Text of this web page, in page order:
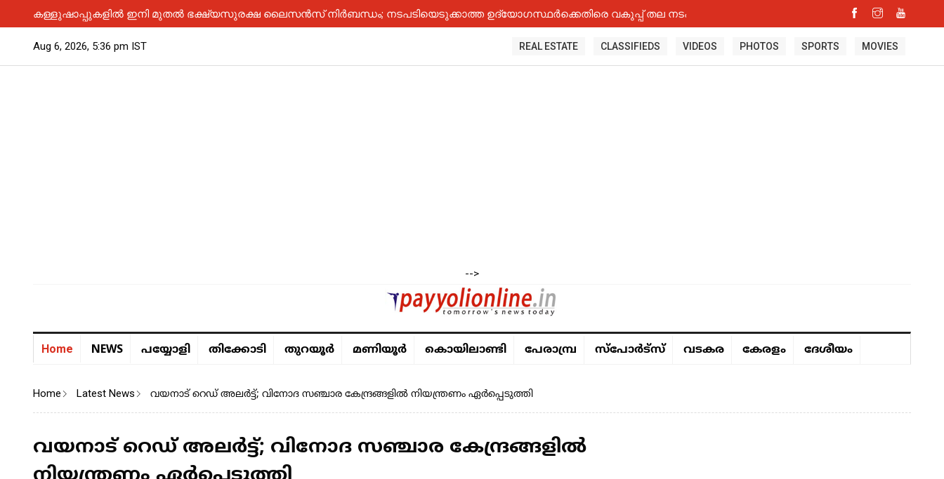
കള്ളുഷാപ്പുകളിൽ ഇനി മുതൽ ഭക്ഷ്യസുരക്ഷ ലൈസൻസ് നിർബന്ധം; നടപടിയെടുക്കാത്ത ഉദ്യോ​ഗസ്ഥർക്കെതിരെ വകുപ്പ് തല നടപടി
Aug 6, 2026, 5:36 pm IST REAL ESTATE CLASSIFIEDS VIDEOS PHOTOS SPORTS MOVIES
-->
Home NEWS പയ്യോളി തിക്കോടി തുറയൂര്‍ മണിയൂര്‍ കൊയിലാണ്ടി പേരാമ്പ്ര സ്പോർട്സ് വടകര കേരളം ദേശീയം
Home Latest News വയനാട് റെഡ് അലർട്ട്; വിനോദ സഞ്ചാര കേന്ദ്രങ്ങളിൽ നിയന്ത്രണം ഏർപ്പെടുത്തി
വയനാട് റെഡ് അലർട്ട്; വിനോദ സഞ്ചാര കേന്ദ്രങ്ങളിൽ